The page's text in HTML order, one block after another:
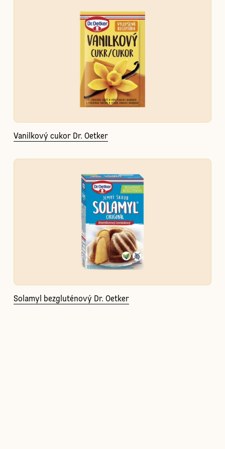
Vanilkový cukor Dr. Oetker
Solamyl bezgluténový Dr. Oetker